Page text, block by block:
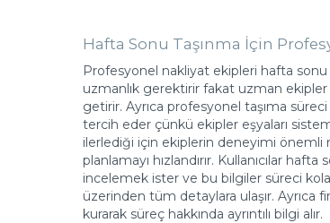
Hafta Sonu Taşınma İçin
Profesyonel nakliyat ekipleri hafta
uzmanlık gerektirir fakat uzman ekipler
getirir. Ayrıca profesyonel taşıma
tercih eder çünkü ekipler eşyaları
ilerlediği için ekiplerin deneyimi önemli
planlamayı hızlandırır. Kullanıcılar
incelemek ister ve bu bilgiler süreci
üzerinden tüm detaylara ulaşır. Ayrıca
kurarak süreç hakkında ayrıntılı bilgi alır.